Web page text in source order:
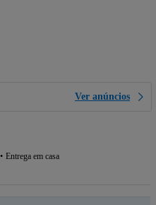
Ver anúncios
Entrega em casa